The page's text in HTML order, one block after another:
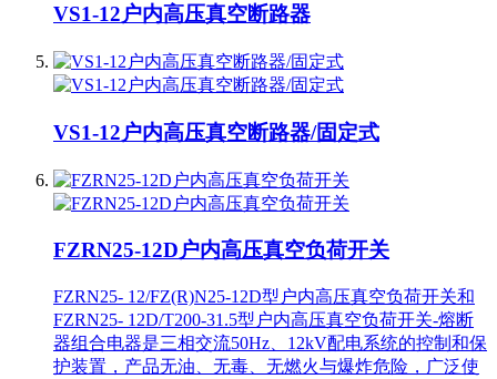
VS1-12户内高压真空断路器
VS1-12户内高压真空断路器/固定式
FZRN25-12D户内高压真空负荷开关
FZRN25- 12/FZ(R)N25-12D型户内高压真空负荷开关和
FZRN25- 12D/T200-31.5型户内高压真空负荷开关-熔断
器组合电器是三相交流50Hz、12kV配电系统的控制和保
护装置，产品无油、无毒、无燃火与爆炸危险，广泛使